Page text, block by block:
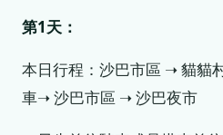
第1天：
本日行程：沙巴市區 ➝ 貓貓
車➝ 沙巴市區 ➝ 沙巴夜市